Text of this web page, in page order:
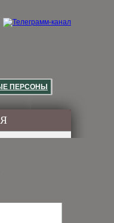
ПЕРСОНЫ